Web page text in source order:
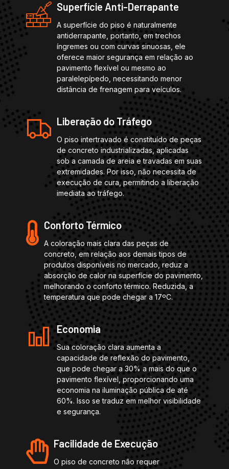
Superfície Anti-Derrapante
A superfície do piso é naturalmente
antiderrapante, portanto, em trechos
íngremes ou com curvas sinuosas, ele
oferece maior segurança em relação ao
pavimento flexível ou mesmo ao
paralelepípedo, necessitando menor
distância de frenagem para veículos.
Liberação do Tráfego
O piso intertravado é constituído de peças
de concreto industrializadas, aplicadas
sob a camada de areia e travadas em suas
extremidades. Por isso, não necessita de
execução de cura, permitindo a liberação
imediata ao tráfego.
Conforto Térmico
A coloração mais clara das peças de
concreto, em relação aos demais tipos de
produtos disponíveis no mercado, reduz a
absorção de calor na superfície do pavimento,
melhorando o conforto térmico. Reduzida, a
temperatura que pode chegar a 17ºC.
Economia
Sua coloração clara aumenta a
capacidade de reflexão do pavimento,
que pode chegar a 30% a mais do que o
pavimento flexível, proporcionando uma
economia na iluminação pública de até
60%. Isso se traduz em melhor visibilidade
e segurança.
Facilidade de Execução
O piso de concreto não requer